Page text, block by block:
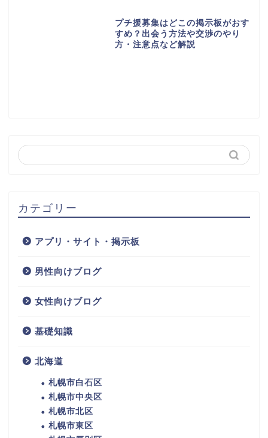
プチ援募集はどこの掲示板がおす
すめ？出会う方法や交渉のやり
方・注意点など解説
カテゴリー
アプリ・サイト・掲示板
男性向けブログ
女性向けブログ
基礎知識
北海道
札幌市白石区
札幌市中央区
札幌市北区
札幌市東区